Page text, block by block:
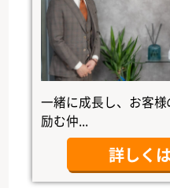
一緒に成長し、お客
励む仲...
詳しく